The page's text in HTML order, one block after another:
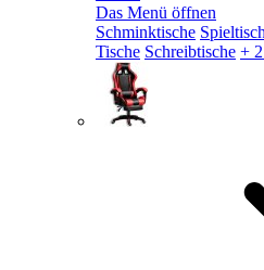
Das Menü öffnen
Schminktische
Tische Schreibtische +